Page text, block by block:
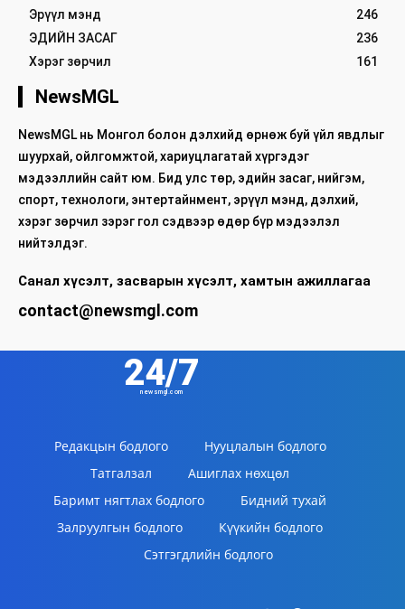
Эрүүл мэнд
246
ЭДИЙН ЗАСАГ
236
Хэрэг зөрчил
161
NewsMGL
NewsMGL нь Монгол болон дэлхийд өрнөж буй үйл явдлыг
шуурхай, ойлгомжтой, хариуцлагатай хүргэдэг
мэдээллийн сайт юм. Бид улс төр, эдийн засаг, нийгэм,
спорт, технологи, энтертайнмент, эрүүл мэнд, дэлхий,
хэрэг зөрчил зэрэг гол сэдвээр өдөр бүр мэдээлэл
нийтэлдэг.
Санал хүсэлт, засварын хүсэлт, хамтын ажиллагаа
contact@newsmgl.com
24/7
newsmgl.com
Редакцын бодлого
Нууцлалын бодлого
Татгалзал
Ашиглах нөхцөл
Баримт нягтлах бодлого
Бидний тухай
Залруулгын бодлого
Күүкийн бодлого
Сэтгэгдлийн бодлого